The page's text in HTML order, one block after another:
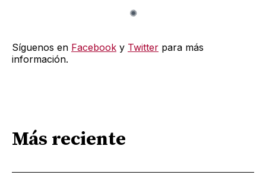
Síguenos en Facebook y Twitter para más
información.
Más reciente